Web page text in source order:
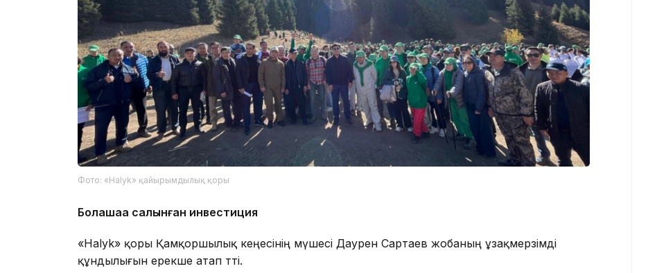
Фото: «Halyk» қайырымдылық қоры
Болашаққа салынған инвестиция
«Halyk» қоры Қамқоршылық кеңесінің мүшесі Даурен Сартаев жобаның ұзақмерзімді
құндылығын ерекше атап өтті.